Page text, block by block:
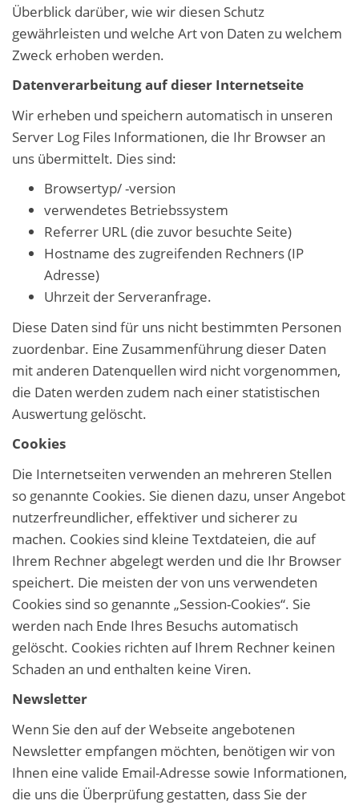
Überblick darüber, wie wir diesen Schutz
gewährleisten und welche Art von Daten zu welchem
Zweck erhoben werden.
Datenverarbeitung auf dieser Internetseite
Wir erheben und speichern automatisch in unseren
Server Log Files Informationen, die Ihr Browser an
uns übermittelt. Dies sind:
Browsertyp/ -version
verwendetes Betriebssystem
Referrer URL (die zuvor besuchte Seite)
Hostname des zugreifenden Rechners (IP
Adresse)
Uhrzeit der Serveranfrage.
Diese Daten sind für uns nicht bestimmten Personen
zuordenbar. Eine Zusammenführung dieser Daten
mit anderen Datenquellen wird nicht vorgenommen,
die Daten werden zudem nach einer statistischen
Auswertung gelöscht.
Cookies
Die Internetseiten verwenden an mehreren Stellen
so genannte Cookies. Sie dienen dazu, unser Angebot
nutzerfreundlicher, effektiver und sicherer zu
machen. Cookies sind kleine Textdateien, die auf
Ihrem Rechner abgelegt werden und die Ihr Browser
speichert. Die meisten der von uns verwendeten
Cookies sind so genannte „Session-Cookies“. Sie
werden nach Ende Ihres Besuchs automatisch
gelöscht. Cookies richten auf Ihrem Rechner keinen
Schaden an und enthalten keine Viren.
Newsletter
Wenn Sie den auf der Webseite angebotenen
Newsletter empfangen möchten, benötigen wir von
Ihnen eine valide Email-Adresse sowie Informationen,
die uns die Überprüfung gestatten, dass Sie der